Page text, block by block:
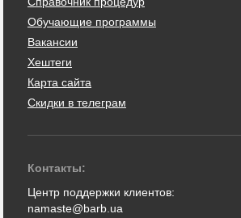
Обучающие программы
Вакансии
Хештеги
Карта сайта
Скидки в телеграм
Контакты:
Центр поддержки клиентов:
namaste@barb.ua